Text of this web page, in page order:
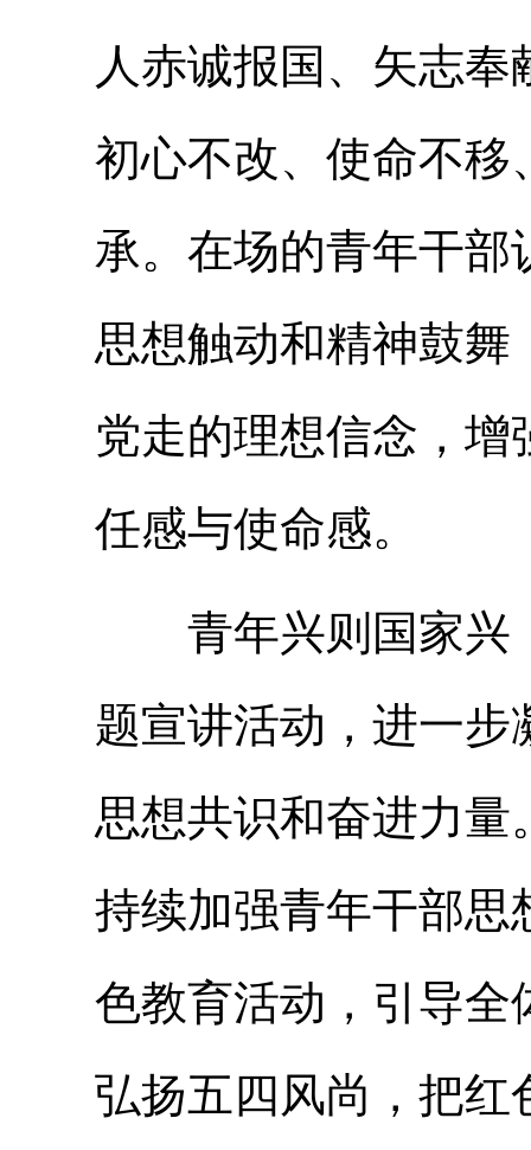
人赤诚报国、矢志
初心不改、使命不移
承。在场的青年干
思想触动和精神鼓
党走的理想信念，
任感与使命感。
青年兴则国家兴
题宣讲活动，进一
思想共识和奋进力
持续加强青年干部思
色教育活动，引导全
弘扬五四风尚，把红